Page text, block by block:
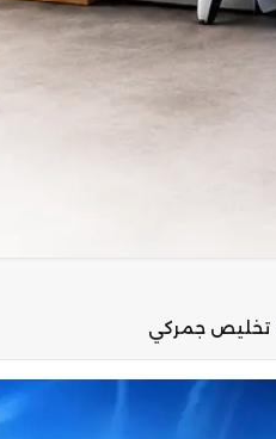
تخليص جمركي